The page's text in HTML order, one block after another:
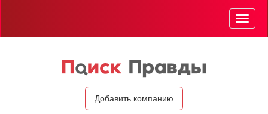
Добавить компанию
Меню